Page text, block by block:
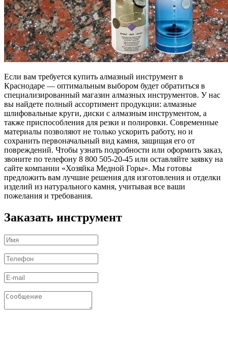
Если вам требуется купить алмазный инструмент в
Краснодаре — оптимальным выбором будет обратиться в
специализированный магазин алмазных инструментов. У нас
вы найдете полный ассортимент продукции: алмазные
шлифовальные круги, диски с алмазным инструментом, а
также приспособления для резки и полировки. Современные
материалы позволяют не только ускорить работу, но и
сохранить первоначальный вид камня, защищая его от
повреждений. Чтобы узнать подробности или оформить заказ,
звоните по телефону 8 800 505-20-45 или оставляйте заявку на
сайте компании «Хозяйка Медной Горы». Мы готовы
предложить вам лучшие решения для изготовления и отделки
изделий из натурального камня, учитывая все ваши
пожелания и требования.
Заказать инструмент